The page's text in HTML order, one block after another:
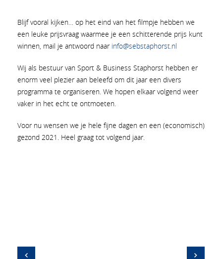
Blijf vooral kijken… op het eind van het filmpje hebben we
een leuke prijsvraag waarmee je een schitterende prijs kunt
winnen, mail je antwoord naar info@sebstaphorst.nl
Wij als bestuur van Sport & Business Staphorst hebben er
enorm veel plezier aan beleefd om dit jaar een divers
programma te organiseren. We hopen elkaar volgend weer
vaker in het echt te ontmoeten.
Voor nu wensen we je hele fijne dagen en een (economisch)
gezond 2021. Heel graag tot volgend jaar.